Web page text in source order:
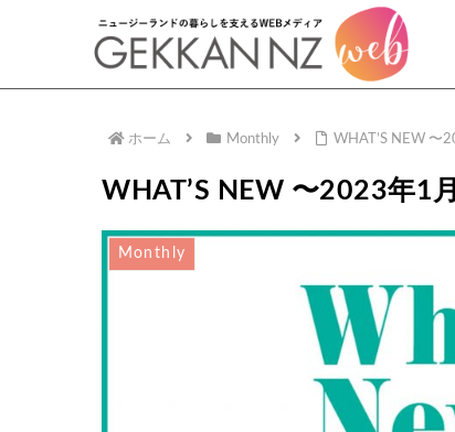
ホーム Monthly WHAT’S NEW 〜
WHAT’S NEW 〜2023年1
Monthly